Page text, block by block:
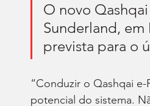
O novo
Sunderland,
prevista para o
“Conduzir o Qashqai
potencial do sistema.